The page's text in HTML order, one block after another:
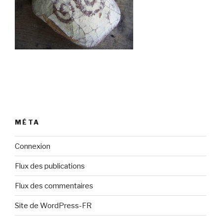
MÉTA
Connexion
Flux des publications
Flux des commentaires
Site de WordPress-FR